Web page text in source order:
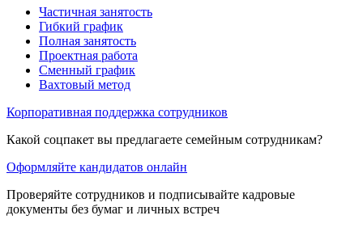
Частичная занятость
Гибкий график
Полная занятость
Проектная работа
Сменный график
Вахтовый метод
Корпоративная поддержка сотрудников
Какой соцпакет вы предлагаете семейным сотрудникам?
Оформляйте кандидатов онлайн
Проверяйте сотрудников и подписывайте кадровые
документы без бумаг и личных встреч